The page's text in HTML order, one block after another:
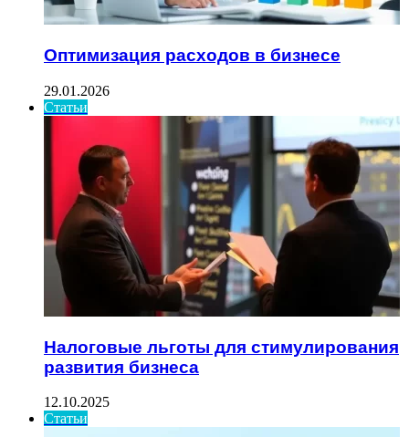
Оптимизация расходов в бизнесе
29.01.2026
Статьи
Налоговые льготы для стимулирования
развития бизнеса
12.10.2025
Статьи